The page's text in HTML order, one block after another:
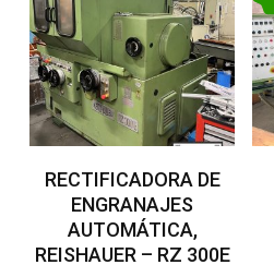
Leer Más
RECTIFICADORA DE
ENGRANAJES
AUTOMÁTICA,
REISHAUER – RZ 300E